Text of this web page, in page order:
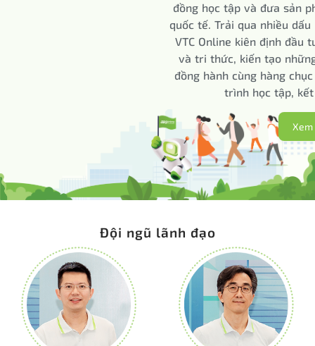
đồng học tập và đưa sản
quốc tế. Trải qua nhiều
VTC Online kiên định đầu
và tri thức, kiến tạo
đồng hành cùng hàng
trình học tập,
Đội ngũ lãnh đạo